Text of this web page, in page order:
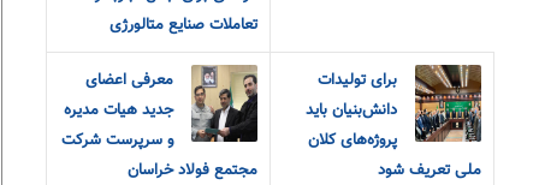
تعاملات صنایع متالورژی
برای تولیدات
دانش‌بنیان باید
پروژه‌های کلان
ملی تعریف شود
معرفی اعضای
جدید هیات مدیره
و سرپرست شرکت
مجتمع فولاد خراسان